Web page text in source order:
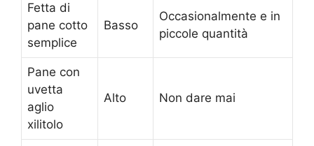
Fetta di
pane cotto
semplice
Basso
Occasionalmente e in
piccole quantità
Pane con
uvetta
aglio
xilitolo
Alto Non dare mai